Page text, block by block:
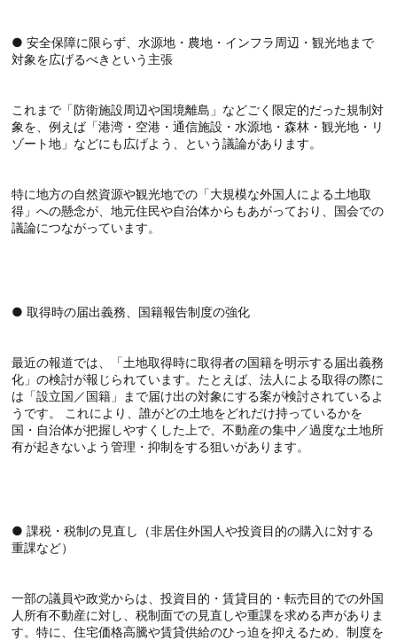
● 安全保障に限らず、水源地・農地・インフラ周辺・観光地まで
対象を広げるべきという主張
これまで「防衛施設周辺や国境離島」などごく限定的だった規制対
象を、例えば「港湾・空港・通信施設・水源地・森林・観光地・リ
ゾート地」などにも広げよう、という議論があります。
特に地方の自然資源や観光地での「大規模な外国人による土地取
得」への懸念が、地元住民や自治体からもあがっており、国会での
議論につながっています。
● 取得時の届出義務、国籍報告制度の強化
最近の報道では、「土地取得時に取得者の国籍を明示する届出義務
化」の検討が報じられています。たとえば、法人による取得の際に
は「設立国／国籍」まで届け出の対象にする案が検討されているよ
うです。 これにより、誰がどの土地をどれだけ持っているかを
国・自治体が把握しやすくした上で、不動産の集中／過度な土地所
有が起きないよう管理・抑制をする狙いがあります。
● 課税・税制の見直し（非居住外国人や投資目的の購入に対する
重課など）
一部の議員や政党からは、投資目的・賃貸目的・転売目的での外国
人所有不動産に対し、税制面での見直しや重課を求める声がありま
す。特に、住宅価格高騰や賃貸供給のひっ迫を抑えるため、制度を